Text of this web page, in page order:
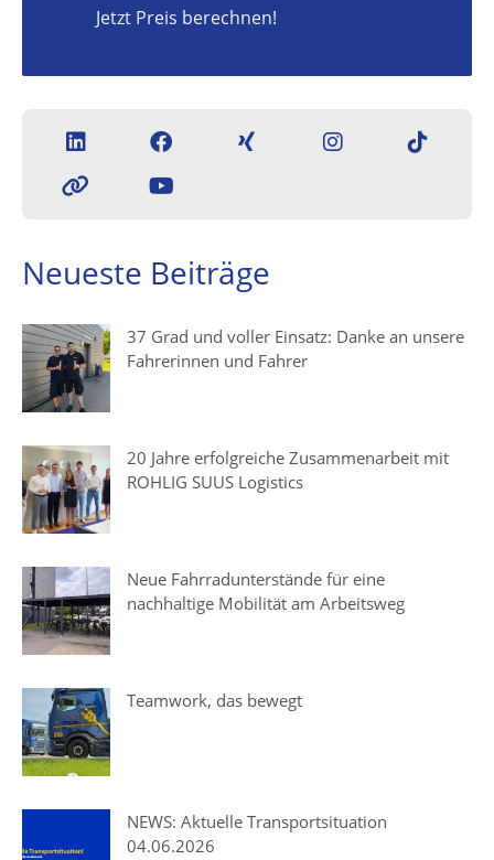
Jetzt Preis berechnen!
Neueste Beiträge
37 Grad und voller Einsatz: Danke an unsere
Fahrerinnen und Fahrer
20 Jahre erfolgreiche Zusammenarbeit mit
ROHLIG SUUS Logistics
Neue Fahrradunterstände für eine
nachhaltige Mobilität am Arbeitsweg
Teamwork, das bewegt
NEWS: Aktuelle Transportsituation
04.06.2026